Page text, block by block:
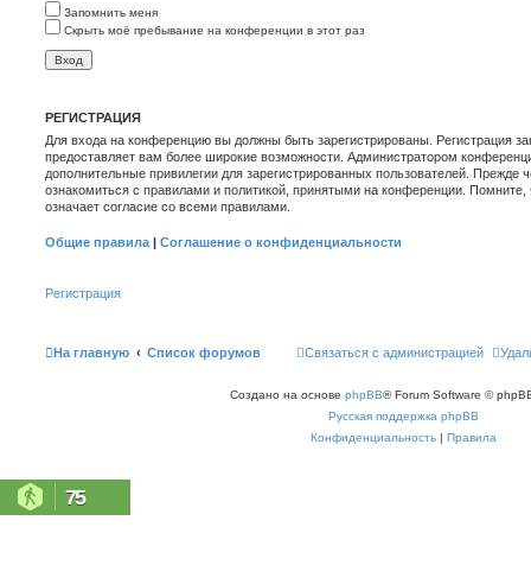
Запомнить меня
Скрыть моё пребывание на конференции в этот раз
РЕГИСТРАЦИЯ
Для входа на конференцию вы должны быть зарегистрированы. Регистрация
предоставляет вам более широкие возможности. Администратором
дополнительные привилегии для зарегистрированных пользователей. Прежде
ознакомиться с правилами и политикой, принятыми на конференции.
означает согласие со всеми правилами.
Общие правила | Соглашение о конфиденциальности
Регистрация
На главную Список форумов Связаться с администрацией
Создано на основе phpBB® Forum Software ©
Русская поддержка phpBB
Конфиденциальность | Правила
75